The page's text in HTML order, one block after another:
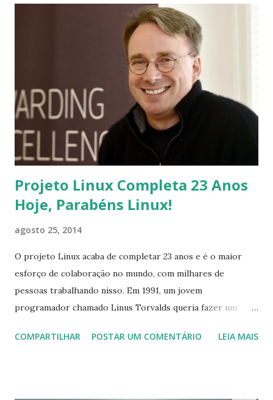
Nacional Veja abaixo a grade de oficinas do 2ª dia do
Encontro Nacional Para mais informações acesse o site do
evento: http://encontro.libreoffice.org/
Projeto Linux Completa 23 Anos
Hoje, Parabéns Linux!
agosto 25, 2014
O projeto Linux acaba de completar 23 anos e é o maior
esforço de colaboração no mundo, com milhares de
pessoas trabalhando nisso. Em 1991, um jovem
programador chamado Linus Torvalds queria fazer um
o projeto GNU e que era apenas um hobby. Ele começou
COMPARTILHAR POSTAR UM COMENTÁRIO LEIA MAIS